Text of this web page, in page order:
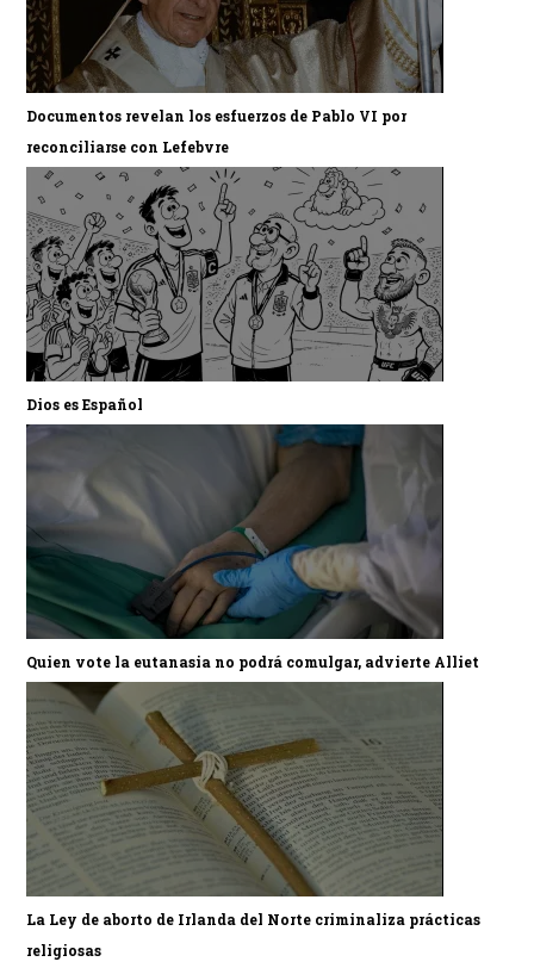
Documentos revelan los esfuerzos de Pablo VI por
reconciliarse con Lefebvre
Dios es Español
Quien vote la eutanasia no podrá comulgar, advierte Alliet
La Ley de aborto de Irlanda del Norte criminaliza prácticas
religiosas